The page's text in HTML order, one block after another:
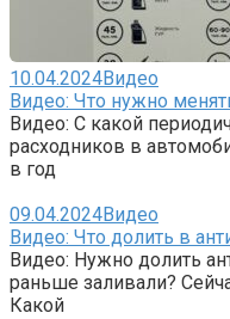
10.04.2024Видео
Видео: Что нужно
Видео: С какой
расходников в
в год
09.04.2024Видео
Видео: Что долить в
Видео: Нужно долить
раньше заливали?
Какой